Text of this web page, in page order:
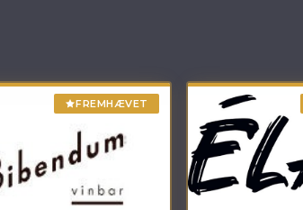
FREMHÆVET